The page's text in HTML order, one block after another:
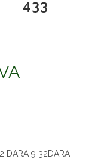
433
DARA 9 32DARA